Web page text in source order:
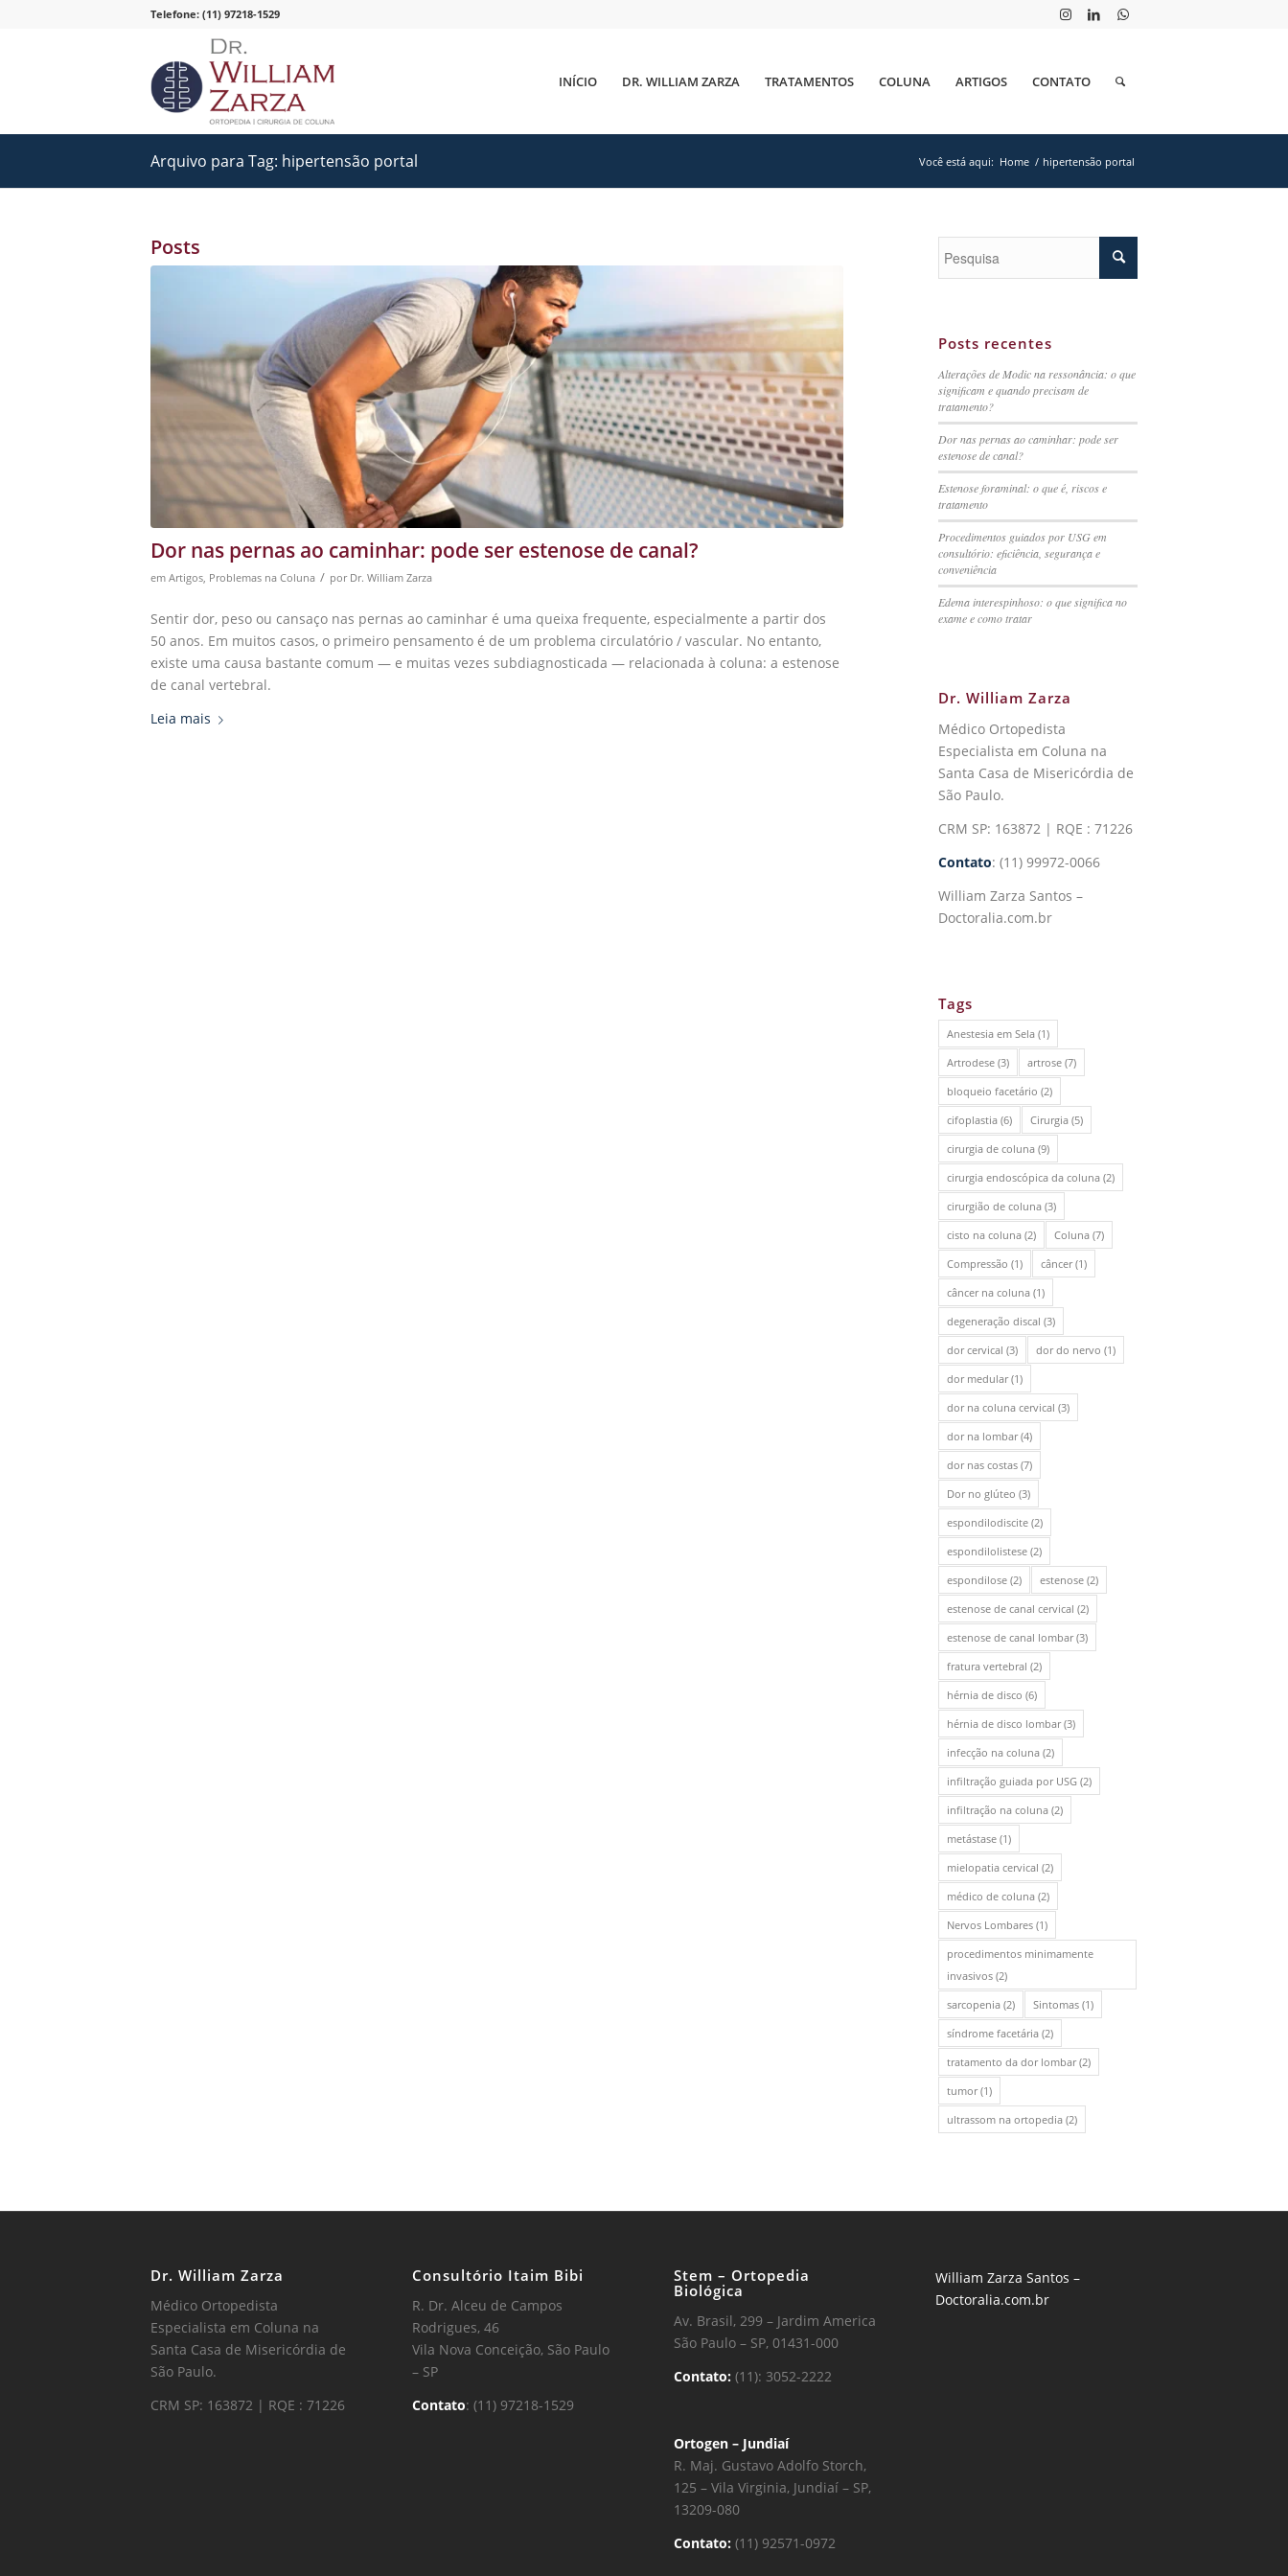
Telefone: (11) 97218-1529
INÍCIO DR. WILLIAM ZARZA TRATAMENTOS COLUNA ARTIGOS CONTATO
Arquivo para Tag: hipertensão portal Você está aqui: Home / hipertensão portal
Posts
Dor nas pernas ao caminhar: pode ser estenose de canal?
em Artigos, Problemas na Coluna / por Dr. William Zarza
Sentir dor, peso ou cansaço nas pernas ao caminhar é uma queixa frequente, especialmente a partir dos
50 anos. Em muitos casos, o primeiro pensamento é de um problema circulatório / vascular. No entanto,
existe uma causa bastante comum — e muitas vezes subdiagnosticada — relacionada à coluna: a estenose
de canal vertebral.
Leia mais
Posts recentes
Alterações de Modic na ressonância: o que
significam e quando precisam de
tratamento?
Dor nas pernas ao caminhar: pode ser
estenose de canal?
Estenose foraminal: o que é, riscos e
tratamento
Procedimentos guiados por USG em
consultório: eficiência, segurança e
conveniência
Edema interespinhoso: o que significa no
exame e como tratar
Dr. William Zarza
Médico Ortopedista
Especialista em Coluna na
Santa Casa de Misericórdia de
São Paulo.
CRM SP: 163872 | RQE : 71226
Contato: (11) 99972-0066
William Zarza Santos –
Doctoralia.com.br
Tags
Anestesia em Sela(1)
Artrodese(3) artrose(7)
bloqueio facetário (2)
cifoplastia(6) Cirurgia(5)
cirurgia de coluna(9)
cirurgia endoscópica da coluna(2)
cirurgião de coluna(3)
cisto na coluna(2) Coluna(7)
Compressão (1) câncer(1)
câncer na coluna(1)
degeneração discal (3)
dor cervical (3) dor do nervo (1)
dor medular(1)
dor na coluna cervical (3)
dor na lombar(4)
dor nas costas(7)
Dor no glúteo (3)
espondilodiscite(2)
espondilolistese(2)
espondilose(2) estenose(2)
estenose de canal cervical (2)
estenose de canal lombar(3)
fratura vertebral (2)
hérnia de disco (6)
hérnia de disco lombar(3)
infecção na coluna(2)
infiltração guiada por USG(2)
infiltração na coluna(2)
metástase(1)
mielopatia cervical (2)
médico de coluna(2)
Nervos Lombares(1)
procedimentos minimamente
invasivos(2)
sarcopenia(2) Sintomas(1)
síndrome facetária(2)
tratamento da dor lombar(2)
tumor(1)
ultrassom na ortopedia(2)
Dr. William Zarza
Médico Ortopedista
Especialista em Coluna na
Santa Casa de Misericórdia de
São Paulo.
CRM SP: 163872 | RQE : 71226
Consultório Itaim Bibi
R. Dr. Alceu de Campos
Rodrigues, 46
Vila Nova Conceição, São Paulo
– SP
Contato: (11) 97218-1529
Stem – Ortopedia
Biológica
Av. Brasil, 299 – Jardim America
São Paulo – SP, 01431-000
Contato: (11): 3052-2222
Ortogen – Jundiaí
R. Maj. Gustavo Adolfo Storch,
125 – Vila Virginia, Jundiaí – SP,
13209-080
Contato: (11) 92571-0972
William Zarza Santos –
Doctoralia.com.br